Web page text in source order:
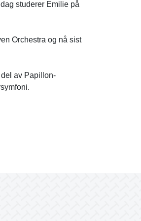
studerer Emilie på
Orchestra og nå sist
av Papillon-